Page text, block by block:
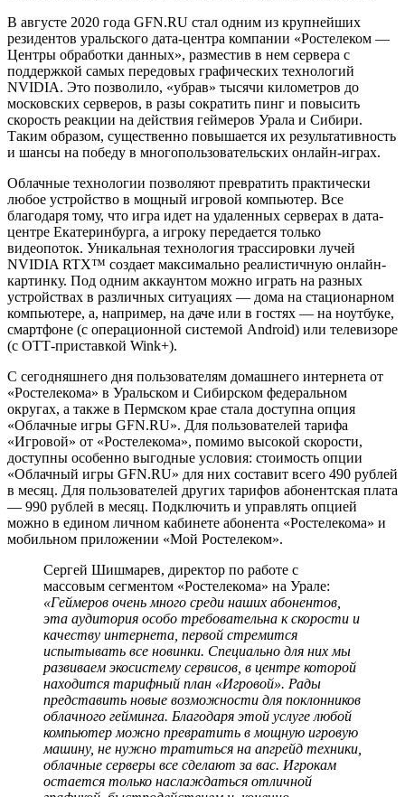
В августе 2020 года GFN.RU стал одним из крупнейших
резидентов уральского дата-центра компании «Ростелеком —
Центры обработки данных», разместив в нем сервера с
поддержкой самых передовых графических технологий
NVIDIA. Это позволило, «убрав» тысячи километров до
московских серверов, в разы сократить пинг и повысить
скорость реакции на действия геймеров Урала и Сибири.
Таким образом, существенно повышается их результативность
и шансы на победу в многопользовательских онлайн-играх.
Облачные технологии позволяют превратить практически
любое устройство в мощный игровой компьютер. Все
благодаря тому, что игра идет на удаленных серверах в дата-
центре Екатеринбурга, а игроку передается только
видеопоток. Уникальная технология трассировки лучей
NVIDIA RTX™ создает максимально реалистичную онлайн-
картинку. Под одним аккаунтом можно играть на разных
устройствах в различных ситуациях — дома на стационарном
компьютере, а, например, на даче или в гостях — на ноутбуке,
смартфоне (с операционной системой Android) или телевизоре
(с ОТТ-приставкой Wink+).
С сегодняшнего дня пользователям домашнего интернета от
«Ростелекома» в Уральском и Сибирском федеральном
округах, а также в Пермском крае стала доступна опция
«Облачные игры GFN.RU». Для пользователей тарифа
«Игровой» от «Ростелекома», помимо высокой скорости,
доступны особенно выгодные условия: стоимость опции
«Облачный игры GFN.RU» для них составит всего 490 рублей
в месяц. Для пользователей других тарифов абонентская плата
— 990 рублей в месяц. Подключить и управлять опцией
можно в едином личном кабинете абонента «Ростелекома» и
мобильном приложении «Мой Ростелеком».
Сергей Шишмарев, директор по работе с
массовым сегментом «Ростелекома» на Урале:
«Геймеров очень много среди наших абонентов,
эта аудитория особо требовательна к скорости и
качеству интернета, первой стремится
испытывать все новинки. Специально для них мы
развиваем экосистему сервисов, в центре которой
находится тарифный план «Игровой». Рады
представить новые возможности для поклонников
облачного гейминга. Благодаря этой услуге любой
компьютер можно превратить в мощную игровую
машину, не нужно тратиться на апгрейд техники,
облачные серверы все сделают за вас. Игрокам
остается только наслаждаться отличной